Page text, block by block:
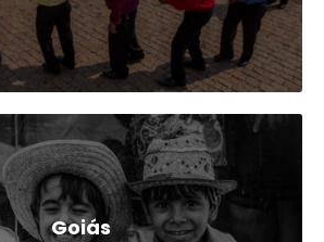
Goiás